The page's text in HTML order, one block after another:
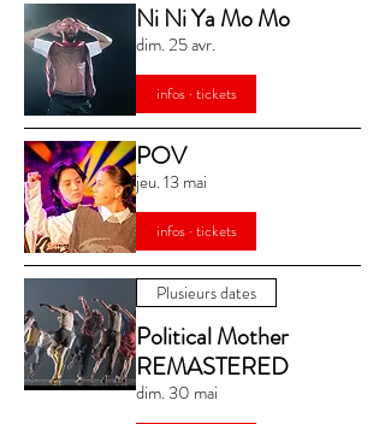
Ni Ni Ya Mo Mo
dim. 25 avr.
infos · tickets
POV
jeu. 13 mai
infos · tickets
Plusieurs dates
Political Mother
REMASTERED
dim. 30 mai